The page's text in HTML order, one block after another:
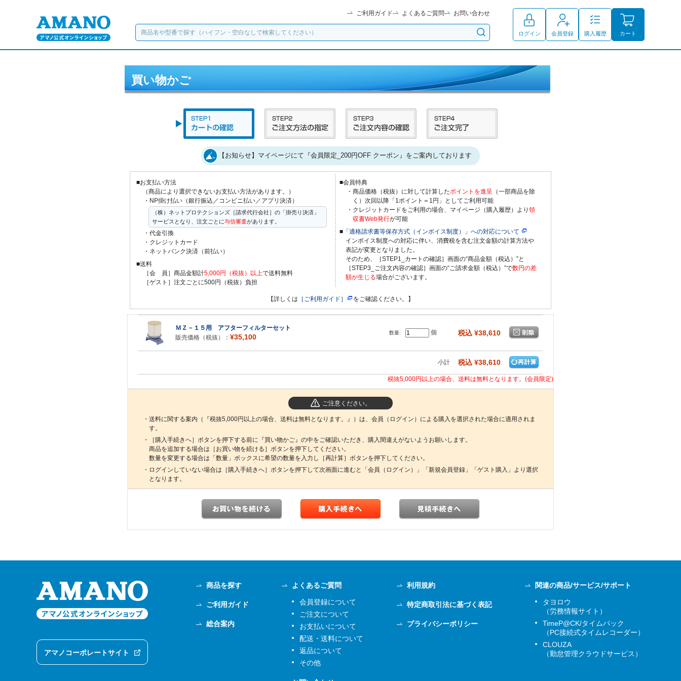
ご利用ガイド よくあるご質問 お問い合わせ
ログイン 会員登録 購入履歴 カート
買い物かご
【お知らせ】マイページにて『会員限定_200円OFF クーポン』をご案内しております
■お支払い方法
（商品により選択できないお支払い方法があります。）
・NP掛け払い（銀行振込／コンビニ払い／アプリ決済）
（株）ネットプロテクションズ［請求代行会社］の「掛売り決済」
サービスとなり、注文ごとに与信審査があります。
・代金引換
・クレジットカード
・ネットバンク決済（前払い）
■送料
［会 員］商品金額計5,000円（税抜）以上で送料無料
［ゲスト］注文ごとに500円（税抜）負担
■会員特典
・商品価格（税抜）に対して計算したポイントを進呈 （一部商品を除
く）次回以降「1ポイント＝1円」としてご利用可能
・クレジットカードをご利用の場合、マイページ（購入履歴）より 領
収書Web発行が可能
■ 「適格請求書等保存方式（インボイス制度）」への対応について
インボイス制度への対応に伴い、消費税を含む注文金額の計算方法や
表記が変更となりました。
そのため、［STEP1_カートの確認］画面の“商品金額（税込）”と
［STEP3_ご注文内容の確認］画面の“ご請求金額（税込）”で数円の差
額が生じる場合がございます。
【詳しくは ［ご利用ガイド］ をご確認ください。】
ＭＺ－１５用 アフターフィルターセット
販売価格（税抜）： ¥35,100
数量: 個 税込 ¥38,610
小計 税込 ¥38,610
税抜5,000円以上の場合、送料は無料となります。(会員限定)
ご注意ください。
・送料に関する案内（『税抜5,000円以上の場合、送料は無料となります。』）は、会員（ログイン）による購入を選択された場合に適用されま
す。
・［購入手続きへ］ボタンを押下する前に『買い物かご』の中をご確認いただき、購入間違えがないようお願いします。
商品を追加する場合は［お買い物を続ける］ボタンを押下してください。
数量を変更する場合は「数量」ボックスに希望の数量を入力し［再計算］ボタンを押下してください。
・ログインしていない場合は［購入手続きへ］ボタンを押下して次画面に進むと「会員（ログイン）」「新規会員登録」「ゲスト購入」より選択
となります。
アマノコーポレートサイト
商品を探す
ご利用ガイド
総合案内
よくあるご質問
会員登録について
ご注文について
お支払いについて
配送・送料について
返品について
その他
利用規約
特定商取引法に基づく表記
プライバシーポリシー
関連の商品/サービス/サポート
タヨロウ
（労務情報サイト）
TimeP@CK/タイムパック
（PC接続式タイムレコーダー）
CLOUZA
（勤怠管理クラウドサービス）